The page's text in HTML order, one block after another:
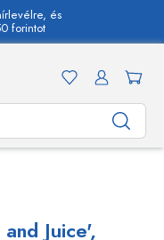
és
forintot
Juice',